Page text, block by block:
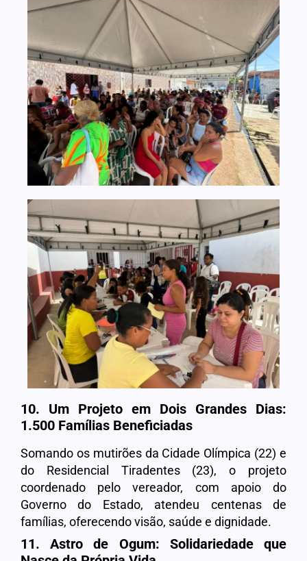
10. Um Projeto em Dois Grandes Dias:
1.500 Famílias Beneficiadas
Somando os mutirões da Cidade Olímpica (22) e
do Residencial Tiradentes (23), o projeto
coordenado pelo vereador, com apoio do
Governo do Estado, atendeu centenas de
famílias, oferecendo visão, saúde e dignidade.
11. Astro de Ogum: Solidariedade que